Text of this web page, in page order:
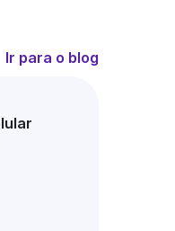
Ir para o blog